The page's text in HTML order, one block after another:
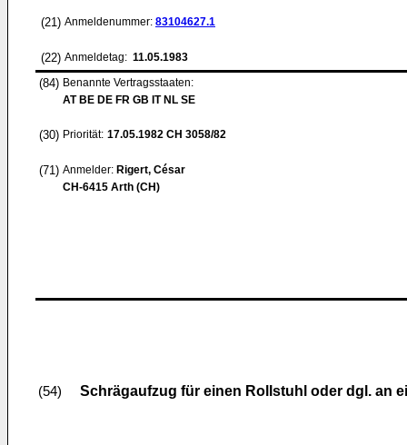
(21) Anmeldenummer: 83104627.1
(22) Anmeldetag: 11.05.1983
(84) Benannte Vertragsstaaten:
AT BE DE FR GB IT NL SE
(30) Priorität: 17.05.1982 CH 3058/82
(71) Anmelder: Rigert, César
CH-6415 Arth (CH)
(54) Schrägaufzug für einen Rollstuhl oder dgl. an